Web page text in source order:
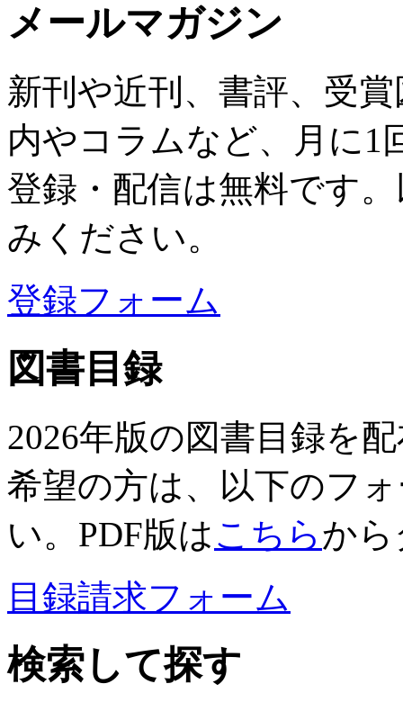
メールマガジン
新刊や近刊、書評、受
内やコラムなど、月に1
登録・配信は無料です
みください。
登録フォーム
図書目録
2026年版の図書目録を
希望の方は、以下のフ
い。PDF版はこちらか
目録請求フォーム
検索して探す